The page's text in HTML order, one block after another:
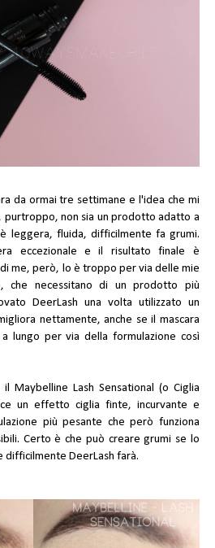
da ormai tre settimane e l'idea che mi
purtroppo, non sia un prodotto adatto a
leggera, fluida, difficilmente fa grumi.
eccezionale e il risultato finale è
me, però, lo è troppo per via delle mie
necessitano di un prodotto più
DeerLash una volta utilizzato un
nettamente, anche se il mascara
lungo per via della formulazione così
il Maybelline Lash Sensational (o Ciglia
un effetto ciglia finte, incurvante e
più pesante che però funziona
Certo è che può creare grumi se lo
DeerLash farà.